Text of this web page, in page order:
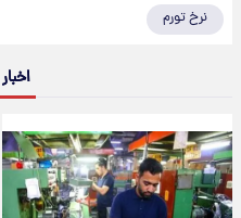
نرخ تورم